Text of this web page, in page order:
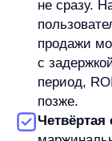
первый вопрос —
Но финальное
дополнительных
Кратко: что
ROI — это
Он показывает,
с затратами, и